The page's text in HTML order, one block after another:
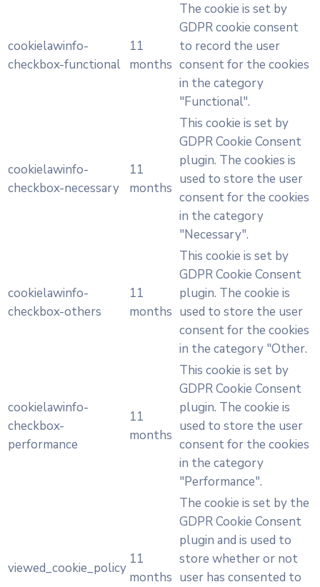
cookielawinfo-
checkbox-functional
11
months
The cookie is set by
GDPR cookie consent
to record the user
consent for the cookies
in the category
"Functional".
cookielawinfo-
checkbox-necessary
11
months
This cookie is set by
GDPR Cookie Consent
plugin. The cookies is
used to store the user
consent for the cookies
in the category
"Necessary".
cookielawinfo-
checkbox-others
11
months
This cookie is set by
GDPR Cookie Consent
plugin. The cookie is
used to store the user
consent for the cookies
in the category "Other.
cookielawinfo-
checkbox-
performance
11
months
This cookie is set by
GDPR Cookie Consent
plugin. The cookie is
used to store the user
consent for the cookies
in the category
"Performance".
viewed_cookie_policy
11
months
The cookie is set by the
GDPR Cookie Consent
plugin and is used to
store whether or not
user has consented to